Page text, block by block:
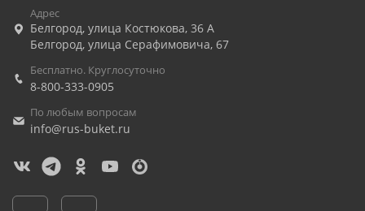
Адрес
Белгород, улица Костюкова, 36 А
Белгород, улица Серафимовича, 67
Бесплатно. Круглосуточно
8-800-333-0905
По любым вопросам
info@rus-buket.ru